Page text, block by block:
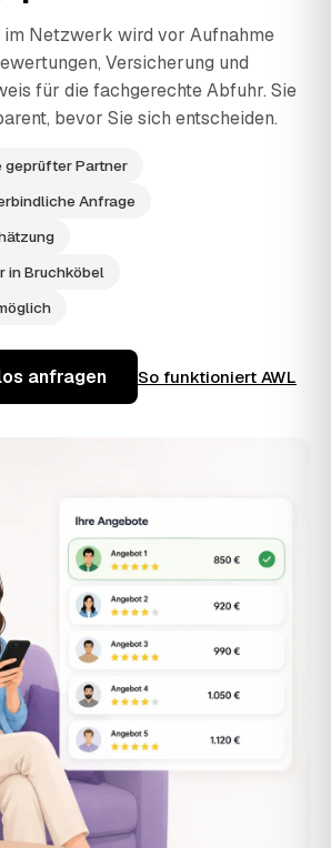
Netzwerk wird vor Aufnahme
Versicherung und
für die fachgerechte Abfuhr. Sie
bevor Sie sich entscheiden.
geprüfter Partner
Anfrage
in Bruchköbel
anfragen So funktioniert AWL